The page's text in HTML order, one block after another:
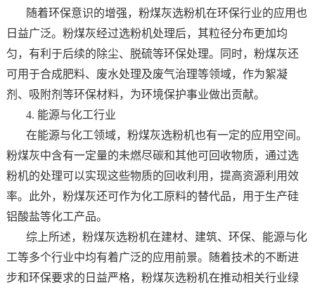
随着环保意识的增强，粉煤灰选粉机在环保行业的应用也
日益广泛。粉煤灰经过选粉机处理后，其粒径分布更加均
匀，有利于后续的除尘、脱硫等环保处理。同时，粉煤灰还
可用于合成肥料、废水处理及废气治理等领域，作为絮凝
剂、吸附剂等环保材料，为环境保护事业做出贡献。
4. 能源与化工行业
在能源与化工领域，粉煤灰选粉机也有一定的应用空间。
粉煤灰中含有一定量的未燃尽碳和其他可回收物质，通过选
粉机的处理可以实现这些物质的回收利用，提高资源利用效
率。此外，粉煤灰还可作为化工原料的替代品，用于生产硅
铝酸盐等化工产品。
综上所述，粉煤灰选粉机在建材、建筑、环保、能源与化
工等多个行业中均有着广泛的应用前景。随着技术的不断进
步和环保要求的日益严格，粉煤灰选粉机在推动相关行业绿